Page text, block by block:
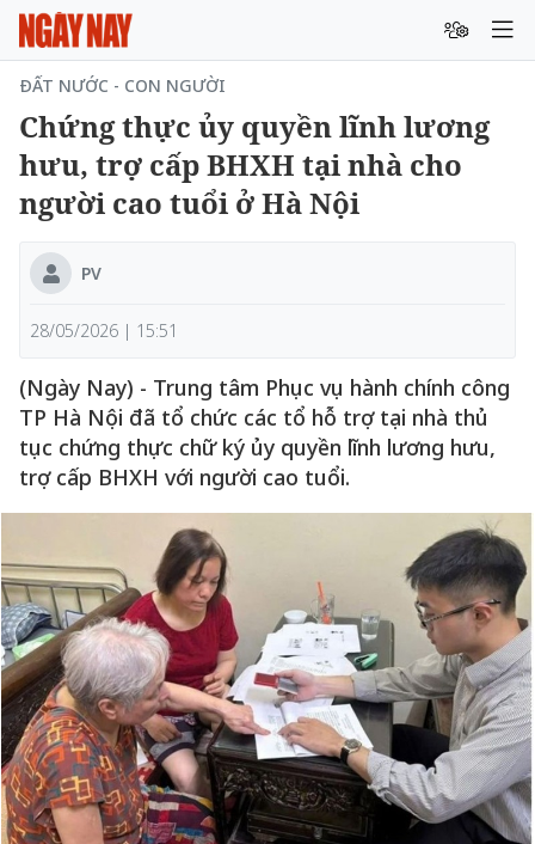
ĐẤT NƯỚC - CON NGƯỜI
Chứng thực ủy quyền lĩnh lương
hưu, trợ cấp BHXH tại nhà cho
người cao tuổi ở Hà Nội
PV
28/05/2026 | 15:51
(Ngày Nay) - Trung tâm Phục vụ hành chính công
TP Hà Nội đã tổ chức các tổ hỗ trợ tại nhà thủ
tục chứng thực chữ ký ủy quyền lĩnh lương hưu,
trợ cấp BHXH với người cao tuổi.